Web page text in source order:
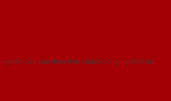
cứu cửa theo tiêu chuẩn công nghệ Châu